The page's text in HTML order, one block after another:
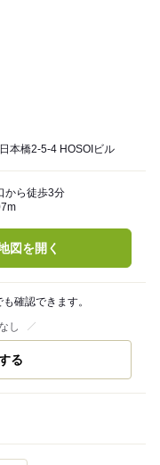
本橋2-5-4 HOSOIビル
から徒歩3分
図を開く
確認できます。
し
る